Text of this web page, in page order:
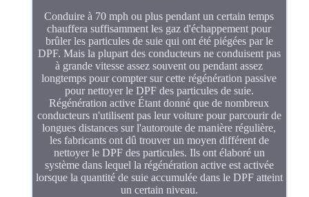
Conduire à 70 mph ou plus pendant un certain temps
chauffera suffisamment les gaz d'échappement pour
brûler les particules de suie qui ont été piégées par le
DPF. Mais la plupart des conducteurs ne conduisent pas
à grande vitesse assez souvent ou pendant assez
longtemps pour compter sur cette régénération passive
pour nettoyer le DPF des particules de suie.
Régénération active Étant donné que de nombreux
conducteurs n'utilisent pas leur voiture pour parcourir de
longues distances sur l'autoroute de manière régulière,
les fabricants ont dû trouver un moyen différent de
nettoyer le DPF des particules. Ils ont élaboré un
système dans lequel la régénération active est activée
lorsque la quantité de suie accumulée dans le DPF atteint
un certain niveau.